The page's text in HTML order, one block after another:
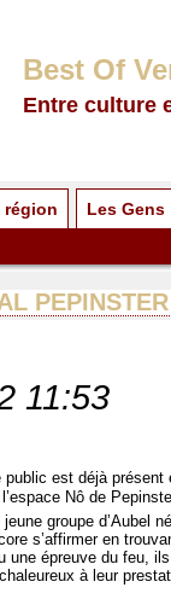
Best Of
Entre culture
région Les Gens
11:53
public est déjà présent
Nô de
jeune groupe d’Aubel
s’affirmer en
une épreuve du feu,
à leur